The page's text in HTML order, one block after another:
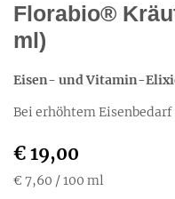
Florabio®
ml)
Eisen- und Vitamin-
Bei erhöhtem Eisenbedarf
€ 19,00
€ 7,60 / 100 ml